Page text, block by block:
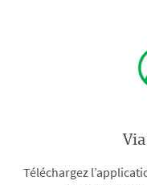
Téléchargez